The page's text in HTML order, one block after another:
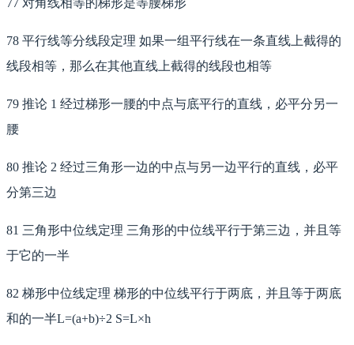
77 对角线相等的梯形是等腰梯形
78 平行线等分线段定理 如果一组平行线在一条直线上截得的
线段相等，那么在其他直线上截得的线段也相等
79 推论 1 经过梯形一腰的中点与底平行的直线，必平分另一
腰
80 推论 2 经过三角形一边的中点与另一边平行的直线，必平
分第三边
81 三角形中位线定理 三角形的中位线平行于第三边，并且等
于它的一半
82 梯形中位线定理 梯形的中位线平行于两底，并且等于两底
和的一半L=(a+b)÷2 S=L×h